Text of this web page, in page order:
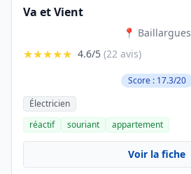
Va et Vient
📍 Baillargues
★★★★★ 4.6/5 (22 avis)
Score : 17.3/20
Électricien
réactif
souriant appartement
Voir la fiche